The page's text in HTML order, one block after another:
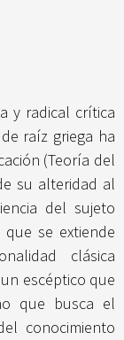
y radical crítica
raíz griega ha
(Teoría del
su alteridad al
del sujeto
se extiende
clásica
escéptico que
que busca el
conocimiento